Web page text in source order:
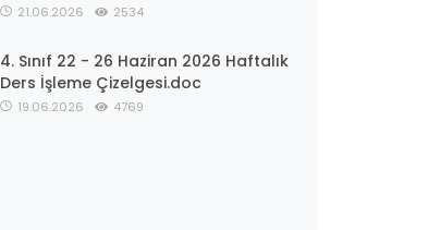
21.06.2026 2534
4. Sınıf 22 - 26 Haziran 2026 Haftalık
Ders İşleme Çizelgesi.doc
19.06.2026 4769